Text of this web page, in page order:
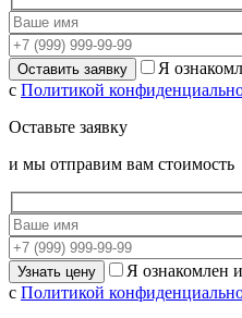
Я
с Политикой
Оставьте заявку
и мы отправим вам стоимость
Я ознакомлен
с Политикой